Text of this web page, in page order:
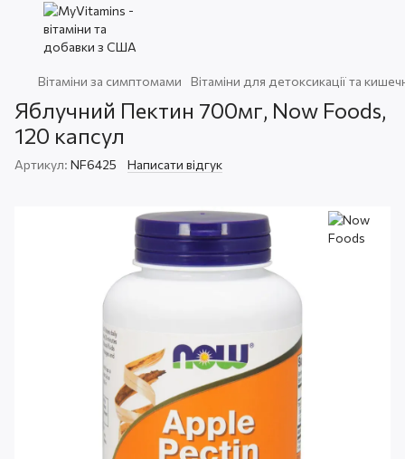
Вітаміни за симптомами Вітаміни для детоксикації та
Яблучний Пектин 700мг, Now Foods,
120 капсул
Артикул: NF6425 Написати відгук